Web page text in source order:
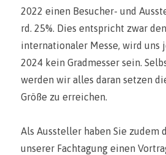
2022 einen Besucher- und
rd. 25%. Dies entspricht zwar
internationaler Messe, wird uns
2024 kein Gradmesser sein.
werden wir alles daran setzen
Größe zu erreichen.
Als Aussteller haben Sie zudem
unserer Fachtagung einen